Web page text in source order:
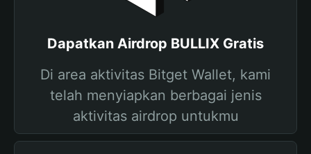
Dapatkan Airdrop BULLIX Gratis
Di area aktivitas Bitget Wallet, kami
telah menyiapkan berbagai jenis
aktivitas airdrop untukmu